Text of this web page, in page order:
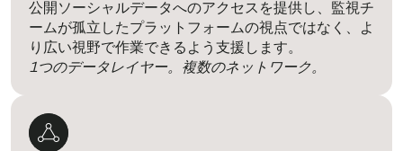
公開ソーシャルデータへのアクセスを提供し、監視チ
ームが孤立したプラットフォームの視点ではなく、よ
り広い視野で作業できるよう支援します。
1つのデータレイヤー。複数のネットワーク。